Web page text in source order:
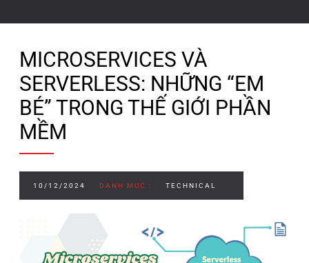
//BLOG
MICROSERVICES VÀ
SERVERLESS: NHỮNG “EM
BÉ” TRONG THẾ GIỚI PHẦN
MỀM
10/12/2024 DANH MỤC : TECHNICAL